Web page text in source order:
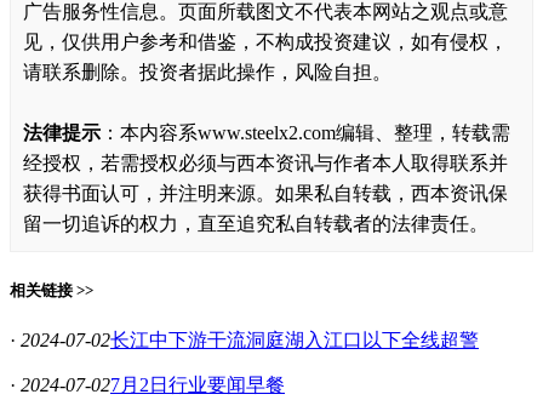
广告服务性信息。页面所载图文不代表本网站之观点或意
见，仅供用户参考和借鉴，不构成投资建议，如有侵权，
请联系删除。投资者据此操作，风险自担。
法律提示 ：本内容系www.steelx2.com编辑、整理，转载需
经授权，若需授权必须与西本资讯与作者本人取得联系并
获得书面认可，并注明来源。如果私自转载，西本资讯保
留一切追诉的权力，直至追究私自转载者的法律责任。
相关链接 >>
· 2024-07-02长江中下游干流洞庭湖入江口以下全线超警
· 2024-07-027月2日行业要闻早餐